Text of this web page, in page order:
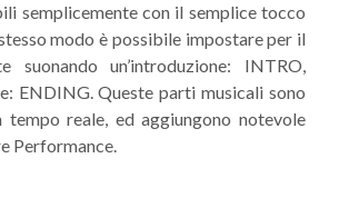
semplicemente con il semplice tocco
modo è possibile impostare per il
suonando un’introduzione: INTRO,
ENDING. Queste parti musicali sono
reale, ed aggiungono notevole
Performance.